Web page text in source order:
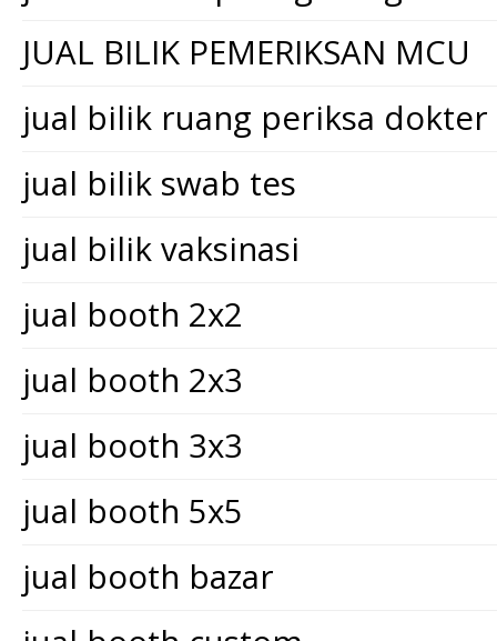
JUAL BILIK PEMERIKSAN MCU
jual bilik ruang periksa dokter
jual bilik swab tes
jual bilik vaksinasi
jual booth 2x2
jual booth 2x3
jual booth 3x3
jual booth 5x5
jual booth bazar